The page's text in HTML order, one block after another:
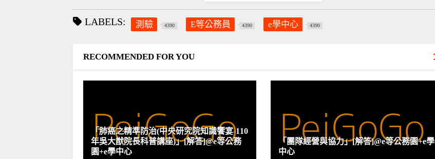
LABELS: 測驗 4390 E等公務員 4390 e學中心 4390
RECOMMENDED FOR YOU
「肺癌之精準防治(中央研究院知識饗宴-110
年吳大猷院長科普講座)」[解答]@e等公務
園+e學中心
「團隊經營與協力」[解答]@e等公務園+e學
中心